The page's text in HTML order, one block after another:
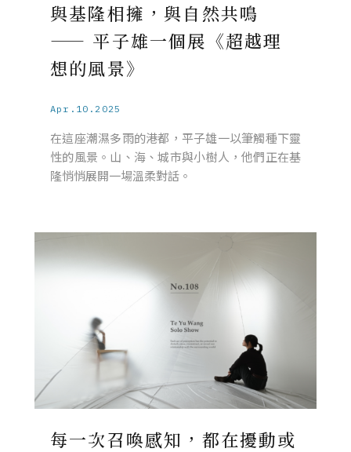
與基隆相擁，與自然共鳴
—— 平子雄一個展《超越理
想的風景》
Apr.10.2025
在這座潮濕多雨的港都，平子雄一以筆觸種下靈
性的風景。山、海、城市與小樹人，他們正在基
隆悄悄展開一場溫柔對話。
每一次召喚感知，都在擾動或